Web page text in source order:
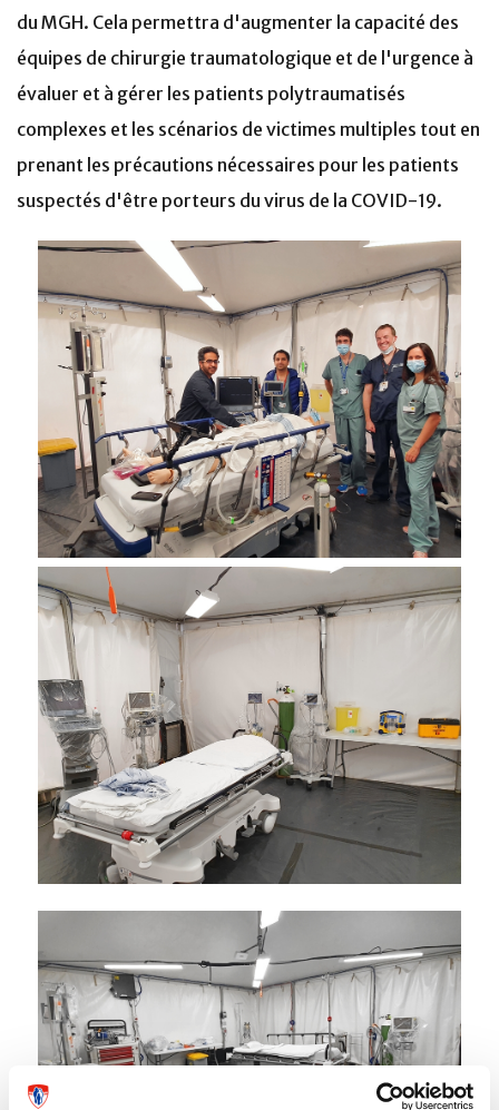
du MGH. Cela permettra d'augmenter la capacité des
équipes de chirurgie traumatologique et de l'urgence à
évaluer et à gérer les patients polytraumatisés
complexes et les scénarios de victimes multiples tout en
prenant les précautions nécessaires pour les patients
suspectés d'être porteurs du virus de la COVID-19.